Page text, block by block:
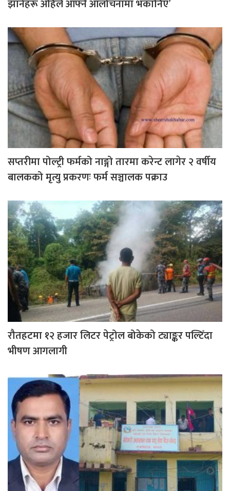
झार्नेहरू अहिले आफ्नै आलोचनामा भकानिए’
सप्तरीमा पोल्ट्री फर्मको नाङ्गो तारमा करेन्ट लागेर २ वर्षीय
बालकको मृत्यु प्रकरणः फर्म सञ्चालक पक्राउ
रौतहटमा १२ हजार लिटर पेट्रोल बोकेको ट्याङ्कर पल्टिँदा
भीषण आगलागी